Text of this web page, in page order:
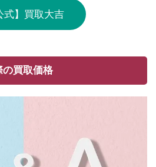
式】買取大吉
の買取価格